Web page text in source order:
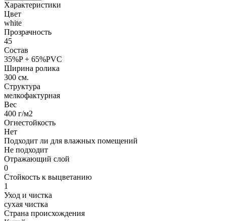
Характеристики
Цвет
white
Прозрачность
45
Состав
35%P + 65%PVC
Ширина ролика
300 см.
Структура
мелкофактурная
Вес
400 г/м2
Огнестойкость
Нет
Подходит ли для влажных помещений
Не подходит
Отражающий слой
0
Стойкость к выцветанию
1
Уход и чистка
сухая чистка
Страна происхождения